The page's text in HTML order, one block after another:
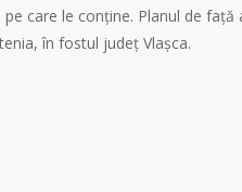
care le conține. Planul de
în fostul județ Vlașca.